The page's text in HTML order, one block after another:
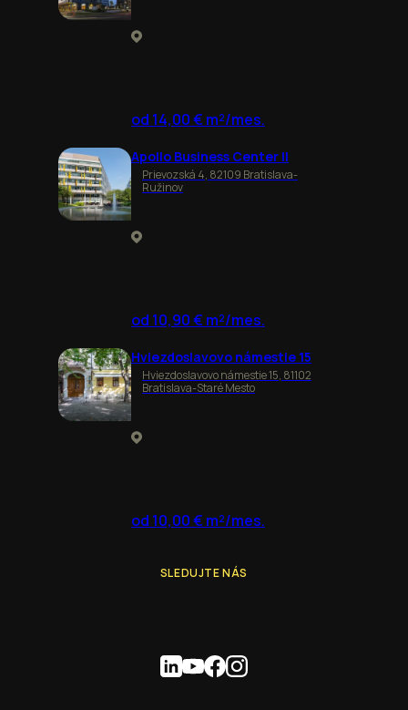
od 14,00 € m²/mes.
Apollo Business Center II
Prievozská 4, 82109 Bratislava-
Ružinov
od 10,90 € m²/mes.
Hviezdoslavovo námestie 15
Hviezdoslavovo námestie 15, 81102
Bratislava-Staré Mesto
od 10,00 € m²/mes.
SLEDUJTE NÁS